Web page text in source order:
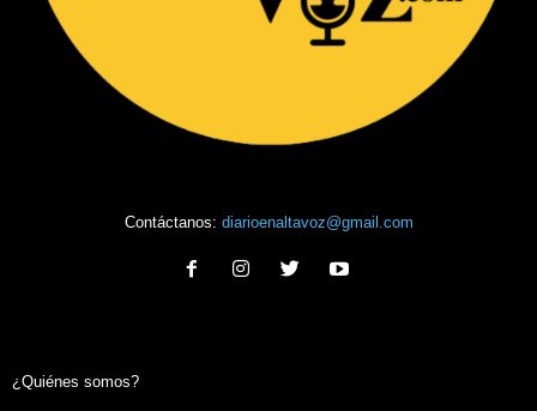
Contáctanos: diarioenaltavoz@gmail.com
¿Quiénes somos?